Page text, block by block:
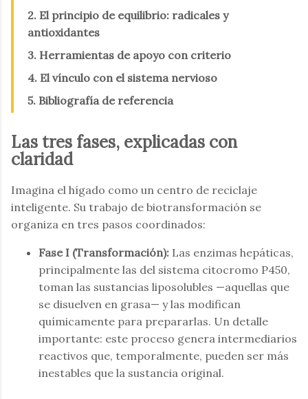
2. El principio de equilibrio: radicales y
antioxidantes
3. Herramientas de apoyo con criterio
4. El vínculo con el sistema nervioso
5. Bibliografía de referencia
Las tres fases, explicadas con
claridad
Imagina el hígado como un centro de reciclaje
inteligente. Su trabajo de biotransformación se
organiza en tres pasos coordinados:
Fase I (Transformación): Las enzimas hepáticas,
principalmente las del sistema citocromo P450,
toman las sustancias liposolubles —aquellas que
se disuelven en grasa— y las modifican
químicamente para prepararlas. Un detalle
importante: este proceso genera intermediarios
reactivos que, temporalmente, pueden ser más
inestables que la sustancia original.